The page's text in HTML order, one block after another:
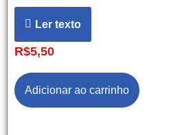
Ler texto
R$5,50
Adicionar ao carrinho